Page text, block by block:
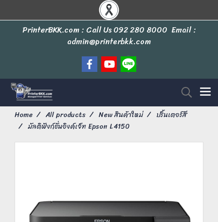
PrinterBKK.com : Call Us092 280 8000 Email :
admin@printerbkk.com
Home All products New สินค้าใหม่
ปริ้นเตอร์สี
มัลติฟังก์ชั่นอิงค์เจ็ท Epson L4150